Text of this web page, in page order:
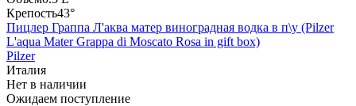
Крепость43°
Пицлер Граппа Л'аква матер виноградная водка в п\у (Pilzer
L'aqua Mater Grappa di Moscato Rosa in gift box)
Pilzer
Италия
Нет в наличии
Ожидаем поступление